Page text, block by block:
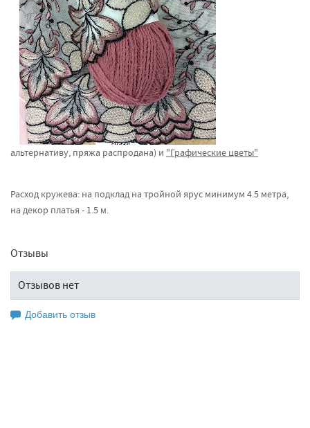
альтернативу, пряжа распродана) и "Графические цветы"
Расход кружева: на подклад на тройной ярус минимум 4.5 метра,
на декор платья - 1.5 м.
Отзывы
Отзывов нет
Добавить отзыв